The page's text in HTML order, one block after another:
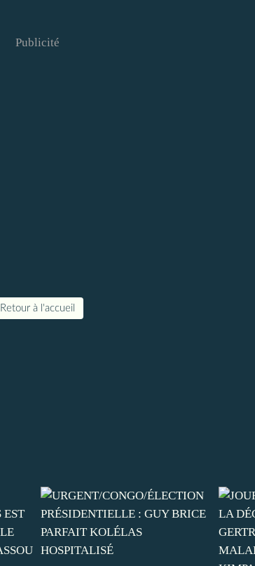
Publicité
Retour à l'accueil